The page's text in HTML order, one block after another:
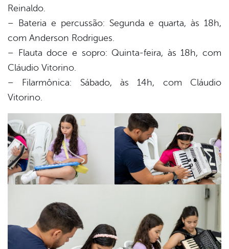
Reinaldo.
– Bateria e percussão: Segunda e quarta, às 18h,
com Anderson Rodrigues.
– Flauta doce e sopro: Quinta-feira, às 18h, com
Cláudio Vitorino.
– Filarmônica: Sábado, às 14h, com Cláudio
Vitorino.